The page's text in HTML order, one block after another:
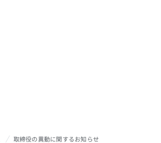
取締役の異動に関するお知らせ